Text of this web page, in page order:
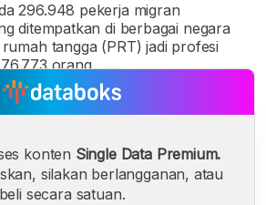
296.948 pekerja migran
ditempatkan di berbagai negara
tangga (PRT) jadi profesi
orang.
konten Single Data Premium.
silakan berlangganan, atau
beli secara satuan.